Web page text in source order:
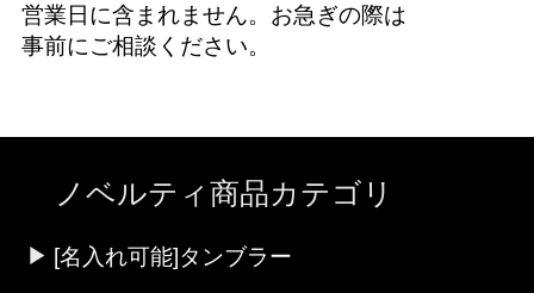
営業日に含まれません。お急ぎの際は
事前にご相談ください。
ノベルティ商品カテゴリ
[名入れ可能]タンブラー